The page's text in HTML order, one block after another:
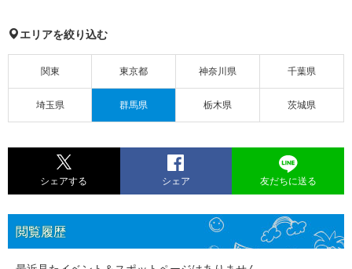
エリアを絞り込む
関東 東京都 神奈川県 千葉県
埼玉県 群馬県 栃木県 茨城県
シェアする シェア 友だちに送る
閲覧履歴